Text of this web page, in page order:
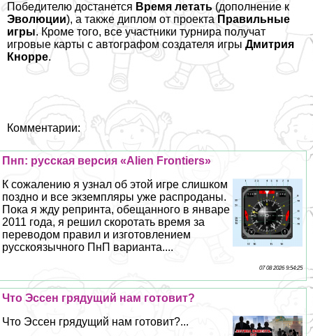
Победителю достанется Время летать(дополнение к
Эволюции), а также диплом от проекта Правильные
игры. Кроме того, все участники турнира получат
игровые карты с автографом создателя игры Дмитрия
Кнорре.
Комментарии:
Пнп: русская версия «Alien Frontiers»
К сожалению я узнал об этой игре слишком
поздно и все экземпляры уже распроданы.
Пока я жду репринта, обещанного в январе
2011 года, я решил скоротать время за
переводом правил и изготовлением
русскоязычного ПнП варианта....
07 08 2026 9:54:25
Что Эссен грядущий нам готовит?
Что Эссен грядущий нам готовит?...